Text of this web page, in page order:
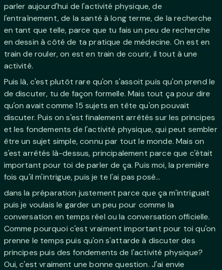
parler aujourd'hui de l'activité physique, de
l'entraînement, de la santé à long terme, de la recherche
en tant que telle, parce que tu fais un peu de recherche
en dessin à côté de ta pratique de médecine. On est en
train de rouler, on est en train de courir, il tout à une
activité.
Puis là, c'est plutôt rare qu'on s'assoit puis qu'on prend le
de discuter, tu de façon formelle. Mais tout ça pour dire
qu'on avait comme 15 sujets en tête qu'on pouvait
discuter. Puis on s'est finalement arrêtés sur les principes
et les fondements de l'activité physique, qui peut sembler
être un sujet simple, connu par tout le monde. Mais on
s'est arrêtés là-dessus, principalement parce que c'était
important pour toi de parler de ça. Puis moi, la première
fois qu'il m'intrigue, puis je te l'ai pas posé...
dans la préparation justement parce que ça m'intriguait
puis je voulais le garder un peu pour comme la
conversation en temps réel ou la conversation officielle.
Comme pourquoi c'est vraiment important pour toi qu'on
prenne le temps puis qu'on s'attarde à discuter des
principes puis des fondements de l'activité physique?
Oui, c'est vraiment une bonne question. J'ai envie